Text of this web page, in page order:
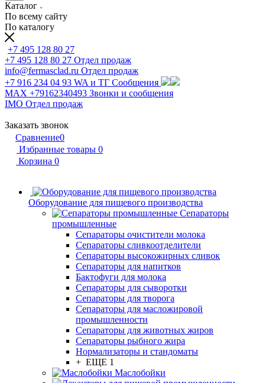
Каталог
По всему сайту
По каталогу
+7 495 128 80 27
+7 495 128 80 27 Отдел продаж
info@fermasclad.ru Отдел продаж
+7 916 234 04 93 WA и ТГ Сообщения
MAX +79162340493 Звонки и сообщения
IMO Отдел продаж
Заказать звонок
Сравнение0
Избранные товары 0
Корзина 0
Оборудование для пищевого производства
Сепараторы
промышленные
Сепараторы очистители молока
Сепараторы сливкоотделители
Сепараторы высокожирных сливок
Сепараторы для напитков
Бактофуги для молока
Сепараторы для сыворотки
Сепараторы для творога
Сепараторы для масложировой
промышленности
Сепараторы для животных жиров
Сепараторы рыбного жира
Нормализаторы и стандоматы
+ ЕЩЕ 1
Маслобойки